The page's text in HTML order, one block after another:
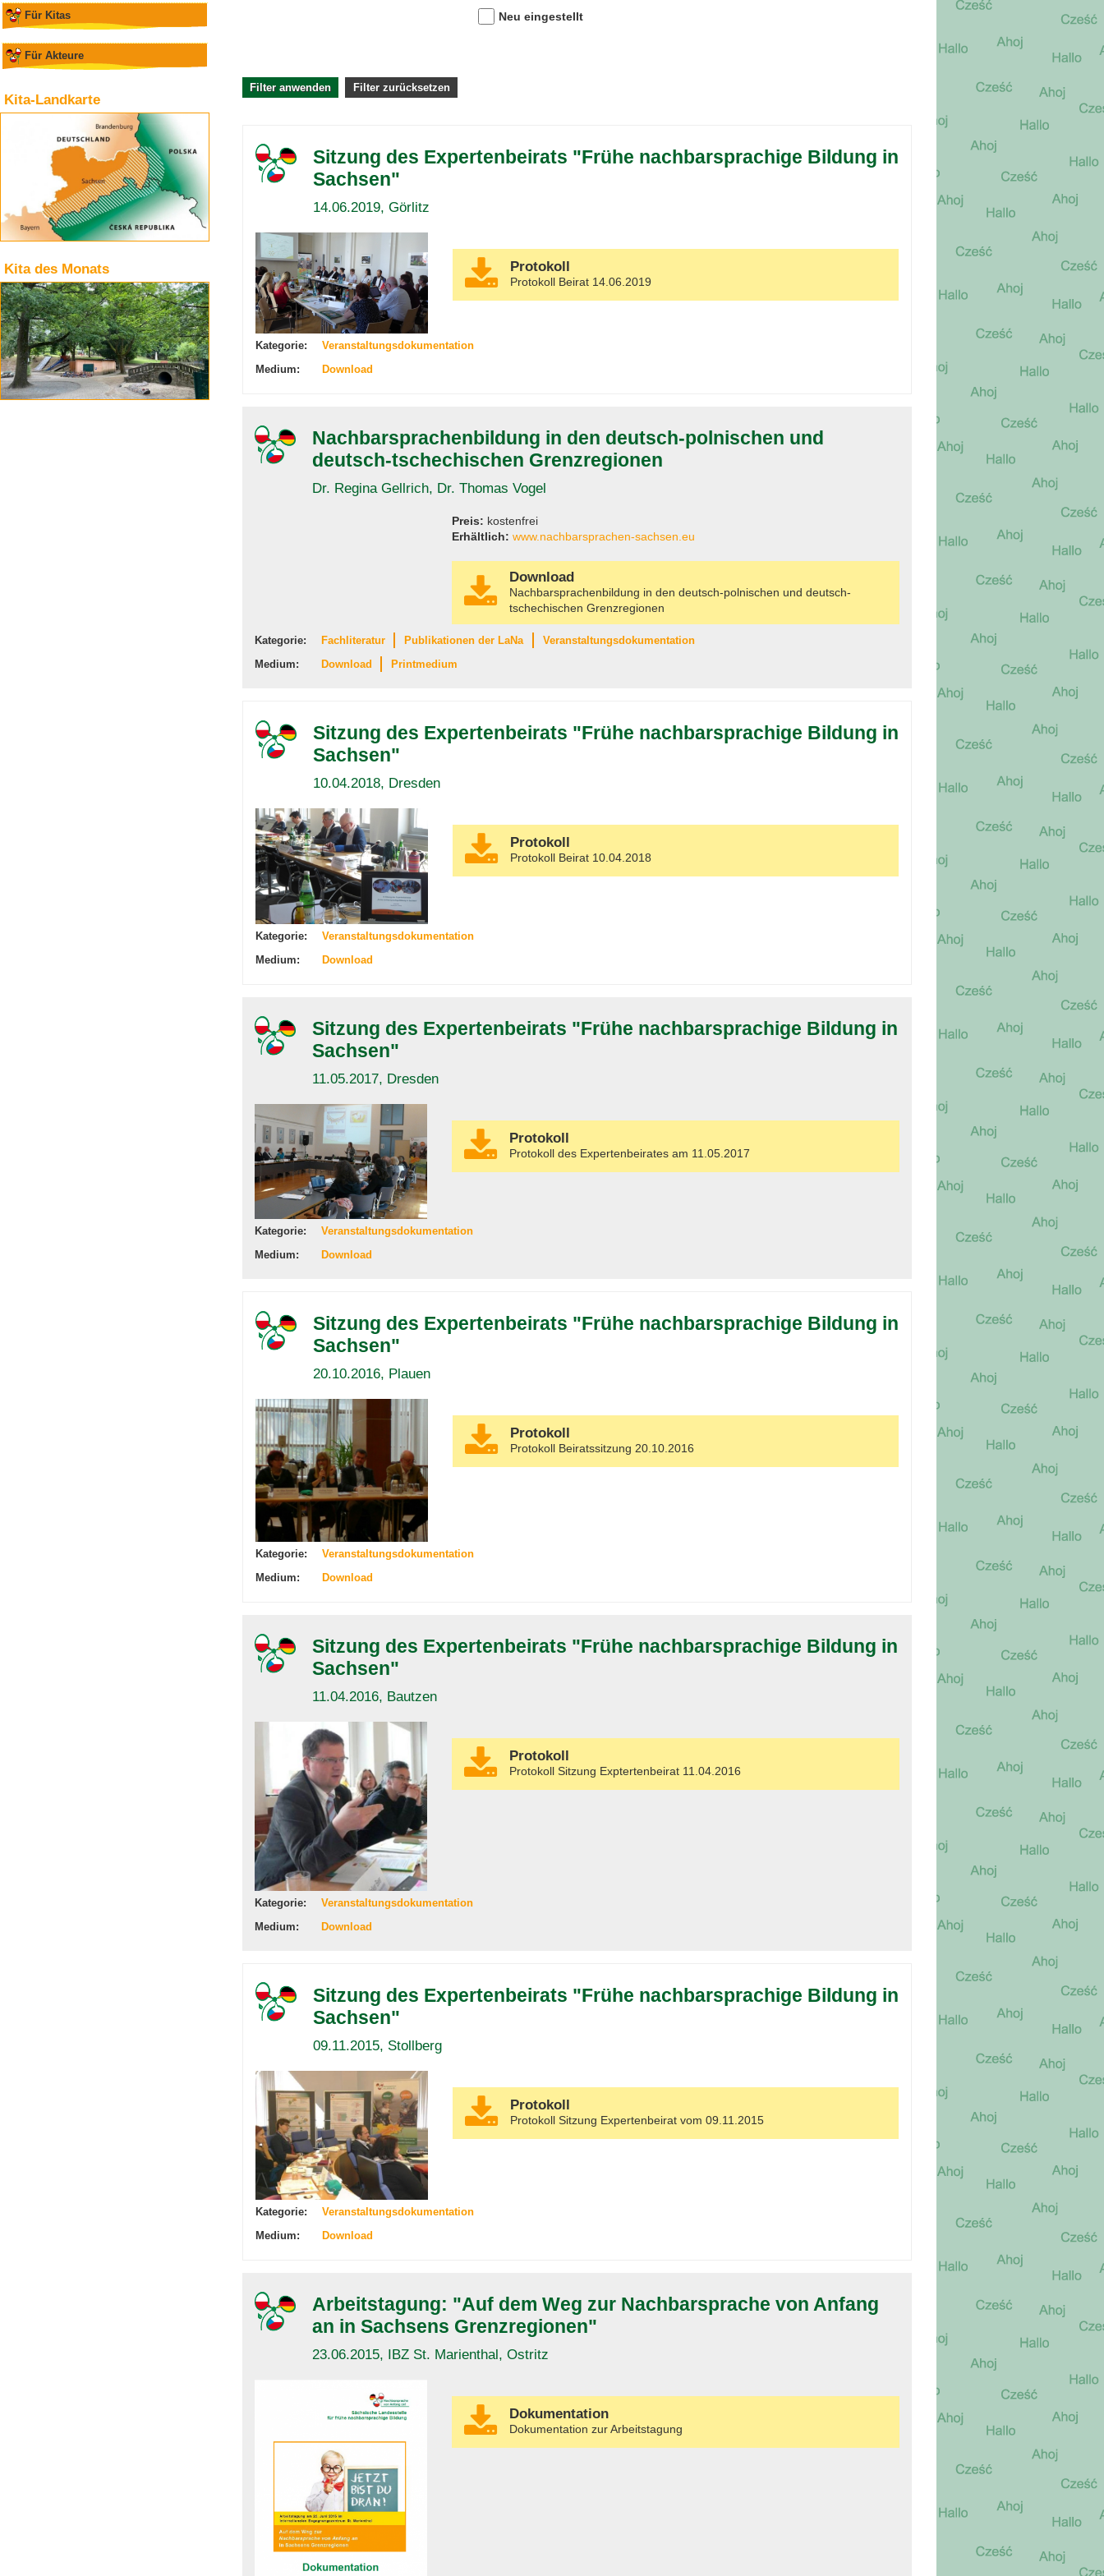
Für Kitas
Für Akteure
Kita-Landkarte
Kita des Monats
Neu eingestellt
Sitzung des Expertenbeirats "Frühe nachbarsprachige Bildung in
Sachsen"
14.06.2019, Görlitz
Protokoll
Protokoll Beirat 14.06.2019
Kategorie:
Veranstaltungsdokumentation
Medium:
Download
Nachbarsprachenbildung in den deutsch-polnischen und
deutsch-tschechischen Grenzregionen
Dr. Regina Gellrich, Dr. Thomas Vogel
Preis: kostenfrei
Erhältlich: www.nachbarsprachen-sachsen.eu
Download
Nachbarsprachenbildung in den deutsch-polnischen und deutsch-
tschechischen Grenzregionen
Kategorie: Fachliteratur Publikationen der LaNa
Veranstaltungsdokumentation
Medium:
Download Printmedium
Sitzung des Expertenbeirats "Frühe nachbarsprachige Bildung in
Sachsen"
10.04.2018, Dresden
Protokoll
Protokoll Beirat 10.04.2018
Kategorie:
Veranstaltungsdokumentation
Medium:
Download
Sitzung des Expertenbeirats "Frühe nachbarsprachige Bildung in
Sachsen"
11.05.2017, Dresden
Protokoll
Protokoll des Expertenbeirates am 11.05.2017
Kategorie:
Veranstaltungsdokumentation
Medium:
Download
Sitzung des Expertenbeirats "Frühe nachbarsprachige Bildung in
Sachsen"
20.10.2016, Plauen
Protokoll
Protokoll Beiratssitzung 20.10.2016
Kategorie:
Veranstaltungsdokumentation
Medium:
Download
Sitzung des Expertenbeirats "Frühe nachbarsprachige Bildung in
Sachsen"
11.04.2016, Bautzen
Protokoll
Protokoll Sitzung Exptertenbeirat 11.04.2016
Kategorie:
Veranstaltungsdokumentation
Medium:
Download
Sitzung des Expertenbeirats "Frühe nachbarsprachige Bildung in
Sachsen"
09.11.2015, Stollberg
Protokoll
Protokoll Sitzung Expertenbeirat vom 09.11.2015
Kategorie:
Veranstaltungsdokumentation
Medium:
Download
Arbeitstagung: "Auf dem Weg zur Nachbarsprache von Anfang
an in Sachsens Grenzregionen"
23.06.2015, IBZ St. Marienthal, Ostritz
Dokumentation
Dokumentation zur Arbeitstagung